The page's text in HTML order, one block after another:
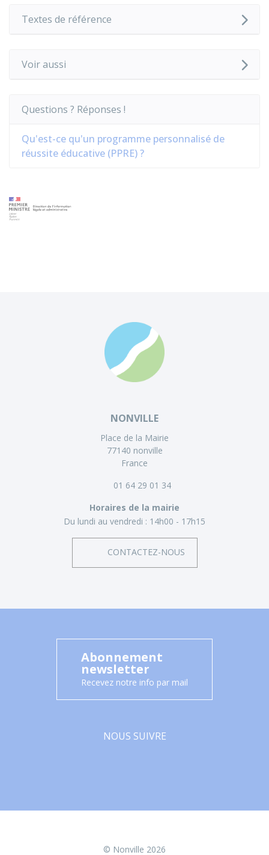
Textes de référence
Voir aussi
Questions ? Réponses !
Qu'est-ce qu'un programme personnalisé de
réussite éducative (PPRE) ?
NONVILLE
Place de la Mairie
77140 nonville
France
01 64 29 01 34
Horaires de la mairie
Du lundi au vendredi : 14h00 - 17h15
CONTACTEZ-NOUS
Abonnement
newsletter
Recevez notre info par mail
NOUS SUIVRE
© Nonville 2026